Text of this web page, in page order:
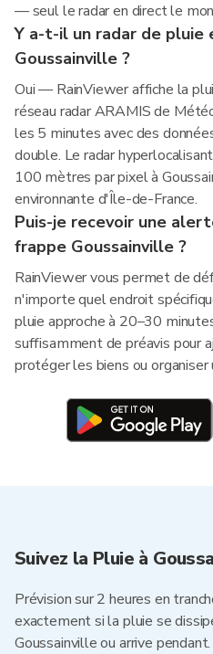
— seul le radar en direct le
Y a-t-il un radar de pluie
Goussainville ?
Oui — RainViewer affiche la
réseau radar ARAMIS de
les 5 minutes avec des
double. Le radar
100 mètres par pixel à
environnante d'Île-de-France.
Puis-je recevoir une
frappe Goussainville ?
RainViewer vous permet de
n'importe quel endroit
pluie approche à 20–30
suffisamment de préavis pour
protéger les biens ou
Suivez la Pluie à
Prévision sur 2 heures en
exactement si la pluie se
Goussainville ou arrive